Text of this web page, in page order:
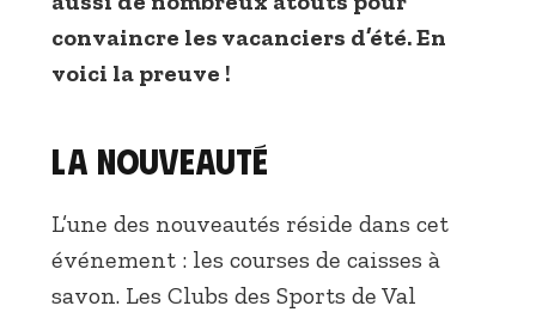
convaincre les vacanciers d’été. En
voici la preuve !
La nouveauté
L’une des nouveautés réside dans cet
événement : les courses de caisses à
savon. Les Clubs des Sports de Val